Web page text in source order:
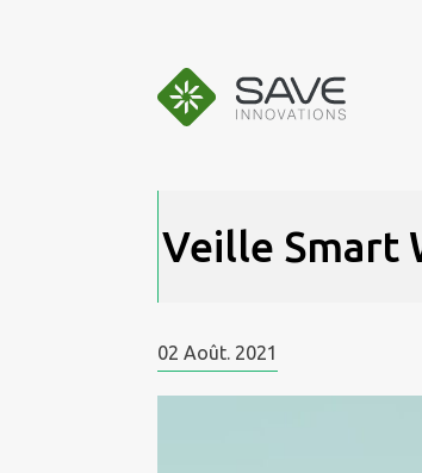
Veille Smart
02 Août. 2021